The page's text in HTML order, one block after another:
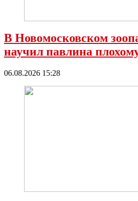
В Новомосковском
научил павлина
06.08.2026 15:28